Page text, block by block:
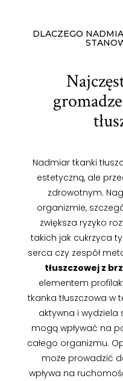
DLACZEGO
Nadmiar tkanki
estetyczną, ale
zdrowotnym.
organizmie,
zwiększa ryzyko
takich jak cukrzyca
serca czy zespół
tłuszczowej z
elementem
tkanka tłuszczowa w
aktywna i wydziela
mogą wpływać na
całego organizmu.
może prowadzić
wpływa na